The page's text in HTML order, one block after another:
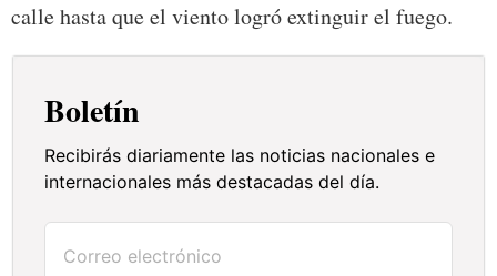
calle hasta que el viento logró extinguir el fuego.
Boletín
Recibirás diariamente las noticias nacionales e
internacionales más destacadas del día.